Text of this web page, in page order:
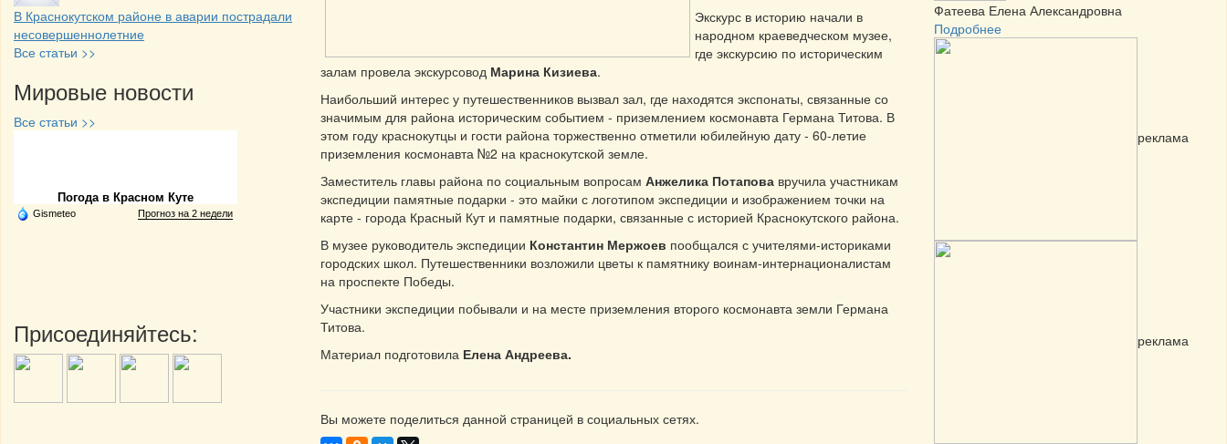
В Краснокутском районе в аварии пострадали
несовершеннолетние
Все статьи >>
Мировые новости
Все статьи >>
Погода в Красном Куте
Gismeteo Прогноз на 2 недели
Присоединяйтесь:
Экскурс в историю начали в
народном краеведческом музее,
где экскурсию по историческим
залам провела экскурсовод Марина Кизиева.
Наибольший интерес у путешественников вызвал зал, где находятся экспонаты, связанные со
значимым для района историческим событием - приземлением космонавта Германа Титова. В
этом году краснокутцы и гости района торжественно отметили юбилейную дату - 60-летие
приземления космонавта №2 на краснокутской земле.
Заместитель главы района по социальным вопросам Анжелика Потапова вручила участникам
экспедиции памятные подарки - это майки с логотипом экспедиции и изображением точки на
карте - города Красный Кут и памятные подарки, связанные с историей Краснокутского района.
В музее руководитель экспедиции Константин Мержоев пообщался с учителями-историками
городских школ. Путешественники возложили цветы к памятнику воинам-интернационалистам
на проспекте Победы.
Участники экспедиции побывали и на месте приземления второго космонавта земли Германа
Титова.
Материал подготовила Елена Андреева.
Вы можете поделиться данной страницей в социальных сетях.
Фатеева Елена Александровна
Подробнее
реклама
реклама